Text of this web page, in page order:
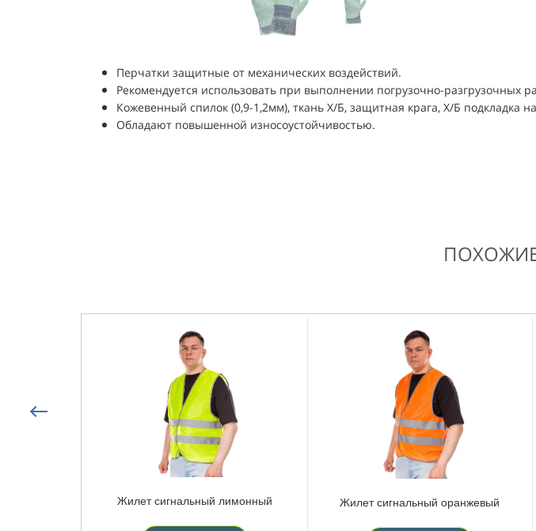
Перчатки защитные от механических воздействий.
Рекомендуется использовать при выполнении погрузочно-разгрузочных
Кожевенный спилок (0,9-1,2мм), ткань Х/Б, защитная крага, Х/Б подкладка
Обладают повышенной износоустойчивостью.
Жилет сигнальный лимонный Жилет сигнальный оранжевый